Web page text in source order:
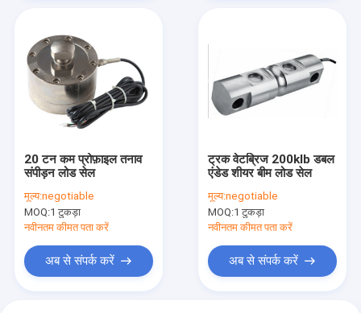
20 टन कम प्रोफ़ाइल तनाव
संपीड़न लोड सेल
मूल्य:negotiable
MOQ:1 टुकड़ा
नवीनतम कीमत पता करें
अब से संपर्क करें
ट्रक वेटब्रिज 200klb डबल
एंडेड शीयर बीम लोड सेल
मूल्य:negotiable
MOQ:1 टुकड़ा
नवीनतम कीमत पता करें
अब से संपर्क करें